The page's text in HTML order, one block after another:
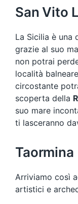
San Vito
La Sicilia è una
grazie al suo
non potrai
località
circostante
scoperta della
suo mare
ti lasceranno
Taormina
Arriviamo così
artistici e